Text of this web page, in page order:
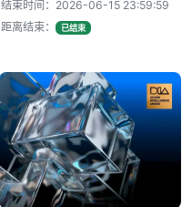
结束时间：2026-06-15 23:59:59
距离结束：
已结束